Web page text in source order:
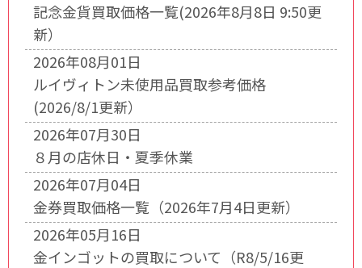
記念金貨買取価格一覧(2026年8月8日 9:50更
新）
2026年08月01日
ルイヴィトン未使用品買取参考価格
(2026/8/1更新）
2026年07月30日
８月の店休日・夏季休業
2026年07月04日
金券買取価格一覧（2026年7月4日更新）
2026年05月16日
金インゴットの買取について（R8/5/16更